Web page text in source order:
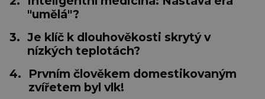
"umělá"?
3. Je klíč k dlouhověkosti skrytý v
nízkých teplotách?
4.
Prvním člověkem domestikovaným
zvířetem byl vlk!